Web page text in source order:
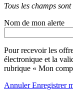
Tous les champs
Nom de mon alerte
Pour recevoir les
électronique et la
rubrique « Mon
AnnulerEnregistrer